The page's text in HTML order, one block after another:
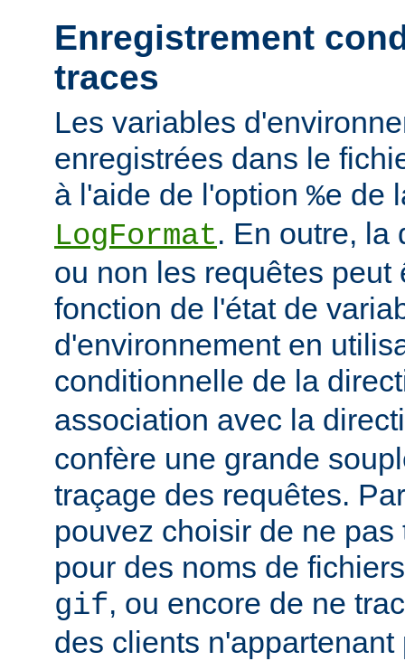
Enregistrement
traces
Les variables
enregistrées dans le
à l'aide de l'option %e de
LogFormat. En outre, la
ou non les requêtes peut
fonction de l'état de
d'environnement en
conditionnelle de la
association avec la
confère une grande
traçage des requêtes.
pouvez choisir de ne
pour des noms de
gif, ou encore de ne
des clients